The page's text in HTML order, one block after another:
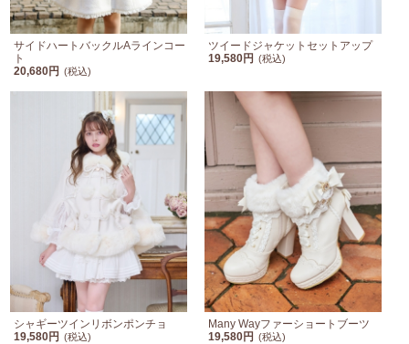
サイドハートバックルAラインコー
ト
20,680円 (税込)
ツイードジャケットセットアップ
19,580円 (税込)
シャギーツインリボンポンチョ
19,580円 (税込)
Many Wayファーショートブーツ
19,580円 (税込)